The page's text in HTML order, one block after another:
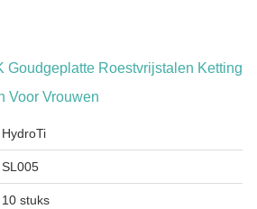
Goudgeplatte Roestvrijstalen Ketting
Voor Vrouwen
HydroTi
SL005
10 stuks